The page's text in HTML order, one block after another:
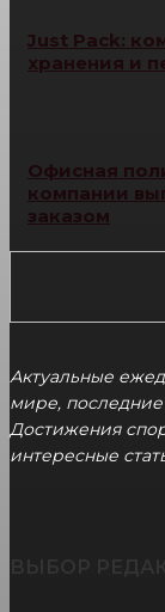
Just Pack:
хранения и
Офисная
компании
заказом
Актуальные
мире,
Достижения
интересные